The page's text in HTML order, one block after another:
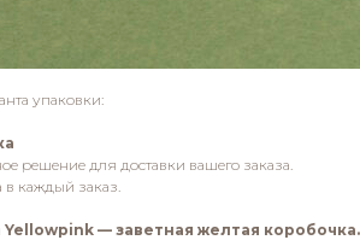
упаковки:
решение для доставки вашего заказа.
каждый заказ.
— заветная желтая коробочка.